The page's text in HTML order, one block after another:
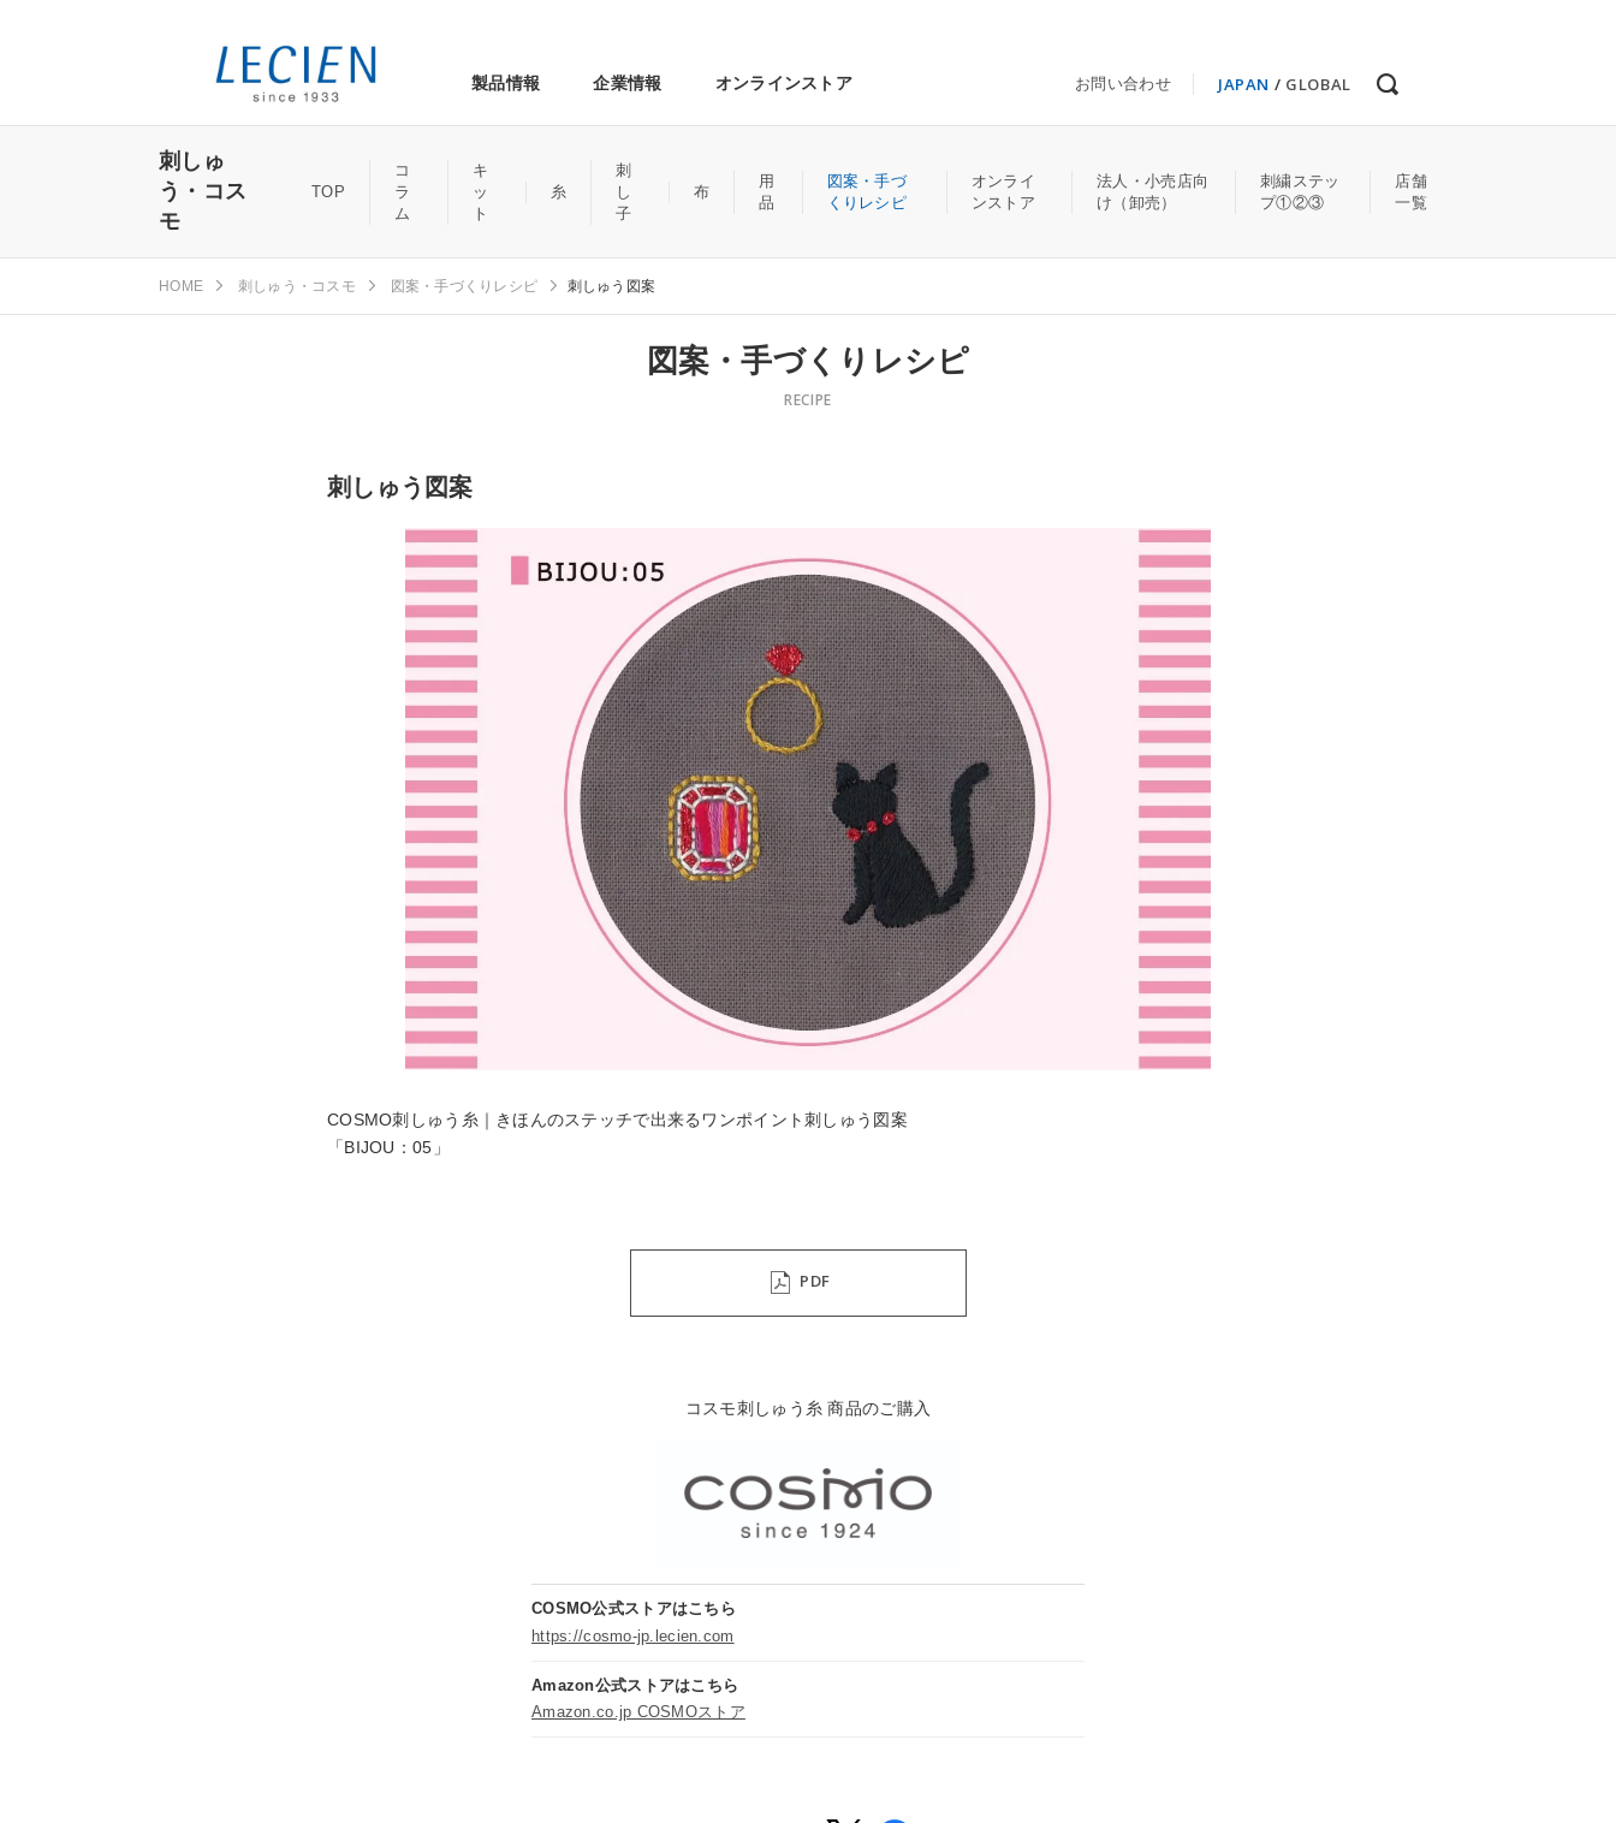
お問い合わせ JAPAN / GLOBAL
製品情報 企業情報 オンラインストア
刺しゅ
う・コス
モ
TOP
コ
ラ
ム
キ
ッ
ト
糸
刺
し
子
布
用
品
図案・手づ
くりレシピ
オンライ
ンストア
法人・小売店向
け（卸売）
刺繍ステッ
プ①②③
店舗
一覧
HOME 刺しゅう・コスモ 図案・手づくりレシピ 刺しゅう図案
図案・手づくりレシピ
RECIPE
刺しゅう図案
COSMO刺しゅう糸｜きほんのステッチで出来るワンポイント刺しゅう図案
「BIJOU：05」
PDF
コスモ刺しゅう糸 商品のご購入
COSMO公式ストアはこちら
https://cosmo-jp.lecien.com
Amazon公式ストアはこちら
Amazon.co.jp COSMOストア